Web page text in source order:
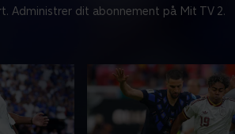
Administrer dit abonnement på Mit TV 2.